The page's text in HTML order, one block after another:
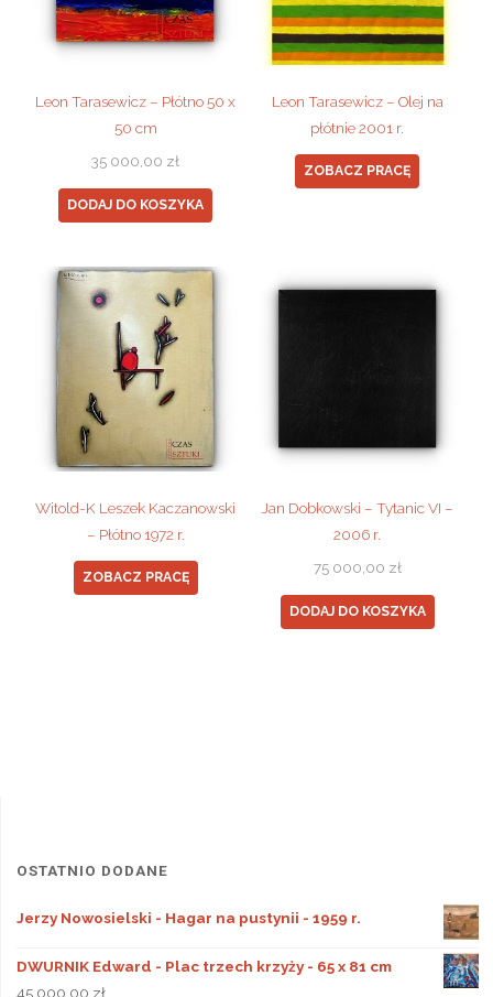
Leon Tarasewicz – Płótno 50 x
50 cm
35 000,00 zł
DODAJ DO KOSZYKA
Leon Tarasewicz – Olej na
płótnie 2001 r.
ZOBACZ PRACĘ
Witold-K Leszek Kaczanowski
– Płótno 1972 r.
ZOBACZ PRACĘ
Jan Dobkowski – Tytanic VI –
2006 r.
75 000,00 zł
DODAJ DO KOSZYKA
OSTATNIO DODANE
Jerzy Nowosielski - Hagar na pustynii - 1959 r.
DWURNIK Edward - Plac trzech krzyży - 65 x 81 cm
45 000,00 zł